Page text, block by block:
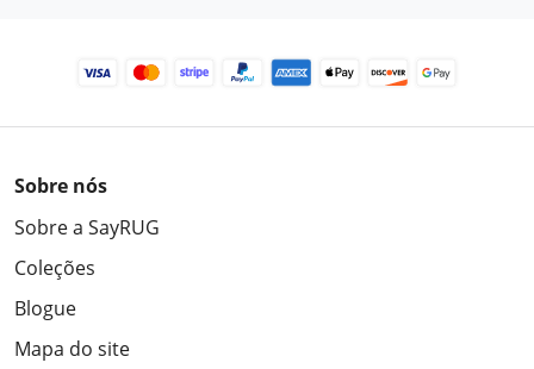
Sobre nós
Sobre a SayRUG
Coleções
Blogue
Mapa do site